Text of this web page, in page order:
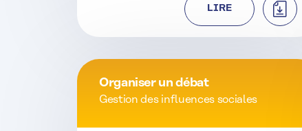
LIRE
Organiser un débat
Gestion des influences sociales